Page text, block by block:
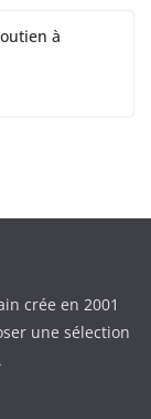
à
crée en 2001
une sélection